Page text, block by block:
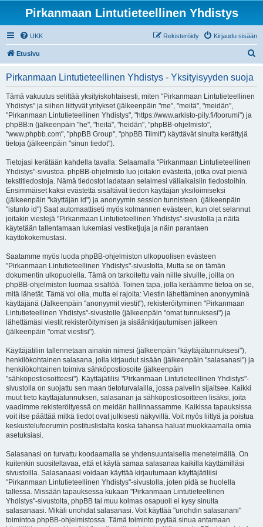
Pirkanmaan Lintutieteellinen Yhdistys
UKK Kirjaudu sisään
Rekisteröidy
Etusivu
Pirkanmaan Lintutieteellinen Yhdistys - Yksityisyyden suoja
Tämä vakuutus selittää yksityiskohtaisesti, miten "Pirkanmaan Lintutieteellinen
Yhdistys" ja siihen liittyvät yritykset (jälkeenpäin "me", "meitä", "meidän",
"Pirkanmaan Lintutieteellinen Yhdistys", "https://www.arkisto-pily.fi/foorumi") ja
phpBB:n (jälkeenpäin "he", "heitä", "heidän", "phpBB-ohjelmisto",
"www.phpbb.com", "phpBB Group", "phpBB Tiimit") käyttävät sinulta kerättyjä
tietoja (jälkeenpäin "sinun tiedot").
Tietojasi kerätään kahdella tavalla: Selaamalla "Pirkanmaan Lintutieteellinen
Yhdistys"-sivustoa. phpBB-ohjelmisto luo joitakin evästeitä, jotka ovat pieniä
tekstitiedostoja. Nämä tiedostot ladataan selaimesi väliaikaisiin tiedostoihin.
Ensimmäiset kaksi evästettä sisältävät tiedon käyttäjän yksilöimiseksi
(jälkeenpäin "käyttäjän id") ja anonyymin session tunnisteen. (jälkeenpäin
"istunto id") Saat automaattiseti myös kolmannen evästeen, kun olet selannut
joitakin viestejä "Pirkanmaan Lintutieteellinen Yhdistys"-sivustolla ja näitä
käytetään tallentamaan lukemiasi vestiketjuja ja näin parantaen
käyttökokemustasi.
Saatamme myös luoda phpBB-ohjelmiston ulkopuolisen evästeen
"Pirkanmaan Lintutieteellinen Yhdistys"-sivustolta, Mutta se on tämän
dokumentin ulkopuolella. Tämä on tarkoitettu vain niille sivuille, joilla on
phpBB-ohjelmiston luomaa sisältöä. Toinen tapa, jolla keräämme tietoa on se,
mitä lähetät. Tämä voi olla, mutta ei rajoita: Viestin lähettäminen anonyyminä
käyttäjänä (Jälkeenpäin "anonyymit viestit"), rekisteröityminen "Pirkanmaan
Lintutieteellinen Yhdistys"-sivustolle (jälkeenpäin "omat tunnuksesi") ja
lähettämäsi viestit rekisteröitymisen ja sisäänkirjautumisen jälkeen
(jälkeenpäin "omat viestisi").
Käyttäjätiliin tallennetaan ainakin nimesi (jälkeenpäin "käyttäjätunnuksesi"),
henkilökohtainen salasana, jolla kirjaudut sisään (jälkeenpäin "salasanasi") ja
henkilökohtainen toimiva sähköpostiosoite (jälkeenpäin
"sähköpostiosoitteesi"). Käyttäjätilisi "Pirkanmaan Lintutieteellinen Yhdistys"-
sivustolla on suojattu sen maan tietoturvalailla, jossa palvelin sijaitsee. Kaikki
muut tieto käyttäjätunnuksen, salasanan ja sähköpostiosoitteen lisäksi, joita
vaadimme rekisteröityessä on meidän hallinnassamme. Kaikissa tapauksissa
voit itse päättää mitkä tiedot ovat julkisesti näkyvillä. Voit myös liittyä ja poistua
keskustelufoorumin postituslistalta koska tahansa haluat muokkaamalla omia
asetuksiasi.
Salasanasi on turvattu koodaamalla se yhdensuuntaisella menetelmällä. On
kuitenkin suositeltavaa, että et käytä samaa salasanaa kaikilla käyttämilläsi
sivustoilla. Salasanaasi voidaan käyttää kirjautumaan käyttäjätiliisi
"Pirkanmaan Lintutieteellinen Yhdistys"-sivustolla, joten pidä se huolella
tallessa. Missään tapauksessa kukaan "Pirkanmaan Lintutieteellinen
Yhdistys"-sivustolta, phpBB tai muu kolmas osapuoli ei kysy sinulta
salasanaasi. Mikäli unohdat salasanasi. Voit käyttää "unohdin salasanani"
toimintoa phpBB-ohjelmistossa. Tämä toiminto pyytää sinua antamaan